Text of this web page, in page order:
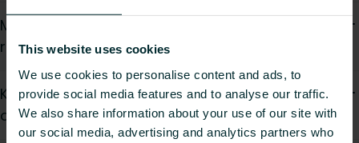
This website uses cookies
We use cookies to personalise content and ads, to
provide social media features and to analyse our traffic.
We also share information about your use of our site with
our social media, advertising and analytics partners who
Mikä on ihanteellinen lämpötila sähköiselle
radiaattorille?
Kuinka energiatehokkaita sähköiset radiaattorit
ovat?